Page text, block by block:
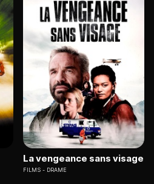
La vengeance sans visage
FILMS DRAME